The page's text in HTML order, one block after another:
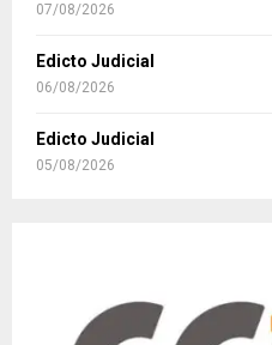
07/08/2026
Edicto Judicial
06/08/2026
Edicto Judicial
05/08/2026